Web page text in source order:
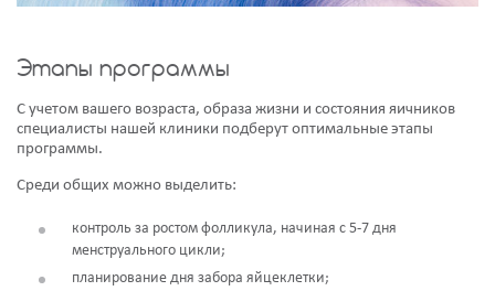
Этапы программы
С учетом вашего возраста, образа жизни и состояния яичников
специалисты нашей клиники подберут оптимальные этапы
программы.
Среди общих можно выделить:
контроль за ростом фолликула, начиная с 5-7 дня
менструального цикли;
планирование дня забора яйцеклетки;